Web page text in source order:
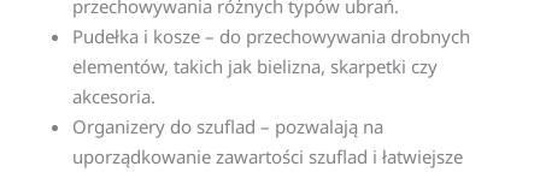
przechowywania różnych typów ubrań.
Pudełka i kosze – do przechowywania drobnych
elementów, takich jak bielizna, skarpetki czy
akcesoria.
Organizery do szuflad – pozwalają na
uporządkowanie zawartości szuflad i łatwiejsze